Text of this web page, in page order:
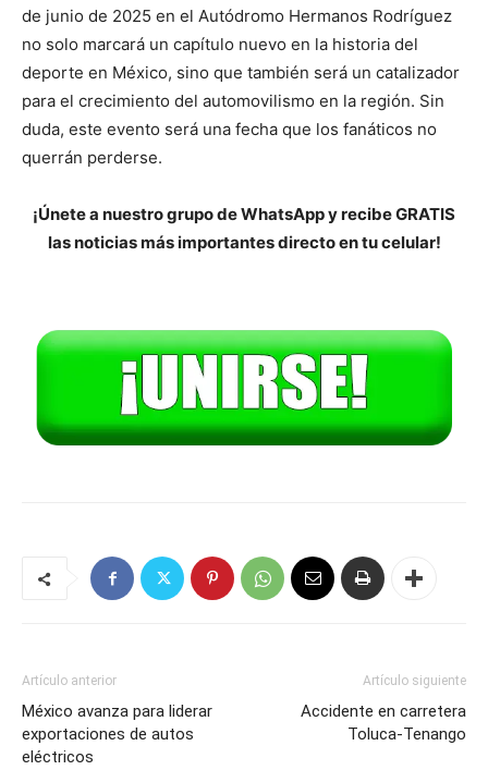
de junio de 2025 en el Autódromo Hermanos Rodríguez
no solo marcará un capítulo nuevo en la historia del
deporte en México, sino que también será un catalizador
para el crecimiento del automovilismo en la región. Sin
duda, este evento será una fecha que los fanáticos no
querrán perderse.
¡Únete a nuestro grupo de WhatsApp y recibe GRATIS
las noticias más importantes directo en tu celular!
Artículo anterior
México avanza para liderar
exportaciones de autos
eléctricos
Artículo siguiente
Accidente en carretera
Toluca-Tenango